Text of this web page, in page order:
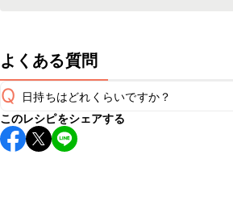
よくある質問
Q 日持ちはどれくらいですか？
保存期間は冷蔵で翌日中が目安です。な
し上がりください。
このレシピをシェアする